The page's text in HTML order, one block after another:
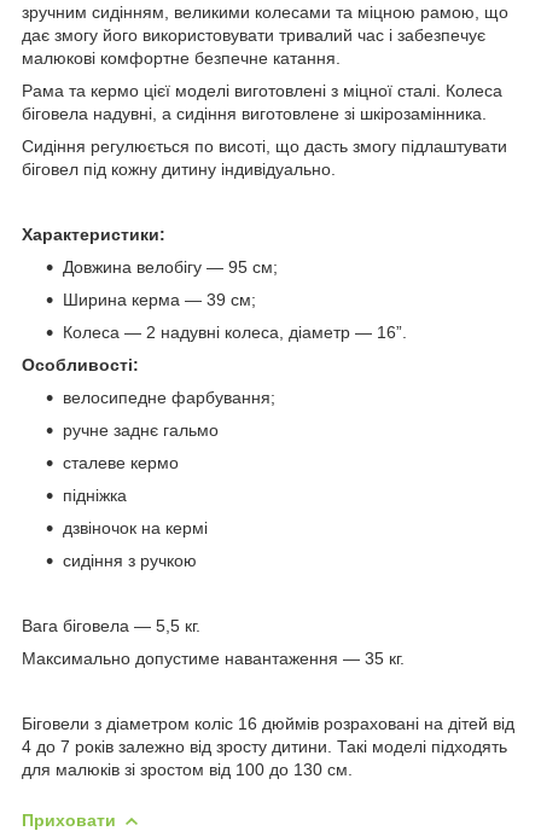
зручним сидінням, великими колесами та міцною рамою, що
дає змогу його використовувати тривалий час і забезпечує
малюкові комфортне безпечне катання.
Рама та кермо цієї моделі виготовлені з міцної сталі. Колеса
біговела надувні, а сидіння виготовлене зі шкірозамінника.
Сидіння регулюється по висоті, що дасть змогу підлаштувати
біговел під кожну дитину індивідуально.
Характеристики:
Довжина велобігу — 95 см;
Ширина керма — 39 см;
Колеса — 2 надувні колеса, діаметр — 16”.
Особливості:
велосипедне фарбування;
ручне заднє гальмо
сталеве кермо
підніжка
дзвіночок на кермі
сидіння з ручкою
Вага біговела — 5,5 кг.
Максимально допустиме навантаження — 35 кг.
Біговели з діаметром коліс 16 дюймів розраховані на дітей від
4 до 7 років залежно від зросту дитини. Такі моделі підходять
для малюків зі зростом від 100 до 130 см.
Приховати